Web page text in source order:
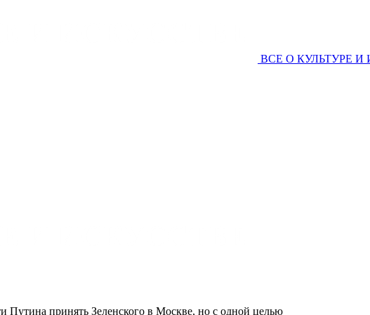
ВСЕ О КУЛЬТУРЕ И
Путина принять Зеленского в Москве, но с одной целью